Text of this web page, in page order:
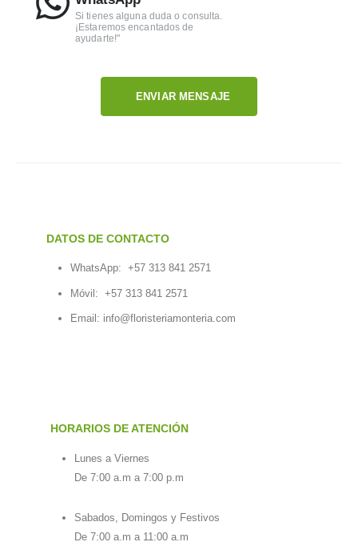
lleguen a su destino en La Pradera luciendo radiantes y
duren el mayor tiempo posible para que puedan
disfrutarlas al máximo.
Si tienes alguna duda o consulta.
¡Estaremos encantados de
ayudarte!"
ENVIAR MENSAJE
DATOS DE CONTACTO
WhatsApp: +57 313 841 2571
Móvil: +57 313 841 2571
Email: info@floristeriamonteria.com
HORARIOS DE ATENCIÓN
Lunes a Viernes
De 7:00 a.m a 7:00 p.m
Sabados, Domingos y Festivos
De 7:00 a.m a 11:00 a.m